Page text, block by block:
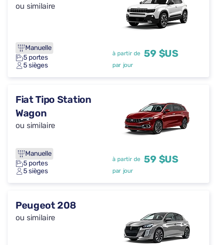
ou similaire
Manuelle
5 portes
5 sièges
à partir de 59 $US
par jour
Fiat Tipo Station
Wagon
ou similaire
Manuelle
5 portes
5 sièges
à partir de 59 $US
par jour
Peugeot 208
ou similaire